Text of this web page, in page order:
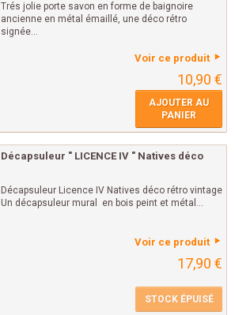
Trés jolie porte savon en forme de baignoire
ancienne en métal émaillé, une déco rétro
signée...
Voir ce produit
10,90 €
AJOUTER AU
PANIER
Décapsuleur " LICENCE IV " Natives déco
Décapsuleur Licence IV Natives déco rétro vintage
Un décapsuleur mural en bois peint et métal...
Voir ce produit
17,90 €
STOCK ÉPUISÉ